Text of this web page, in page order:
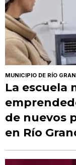
MUNICIPIO DE RÍO
La escuela
de nuevos
en Río